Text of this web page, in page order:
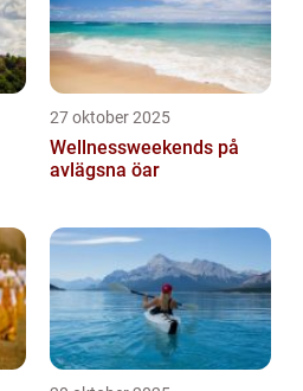
27 oktober 2025
Wellnessweekends på
avlägsna öar